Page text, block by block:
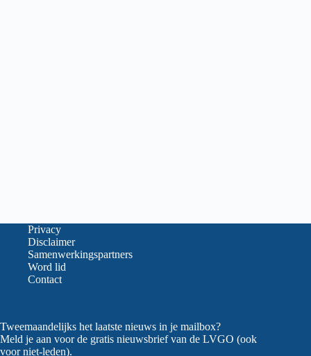
Privacy
Disclaimer
Samenwerkingspartners
Word lid
Contact
Tweemaandelijks het laatste nieuws in je mailbox?
Meld je aan voor de gratis nieuwsbrief van de LVGO (ook
voor niet-leden).